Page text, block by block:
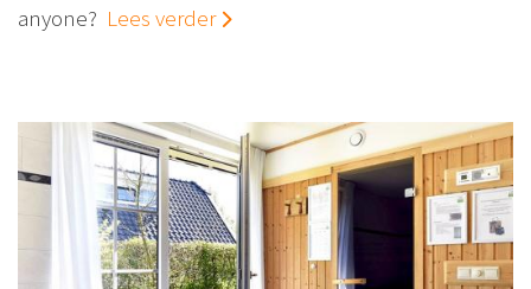
anyone? Lees verder